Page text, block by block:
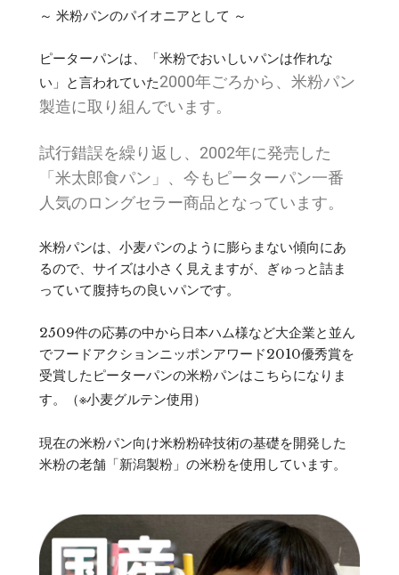
～ 米粉パンのパイオニアとして ～
ピーターパンは、「米粉でおいしいパンは作れな
い」と言われていた2000年ごろから、米粉パン
製造に取り組んでいます。
試行錯誤を繰り返し、2002年に発売した
「米太郎食パン」、今もピーターパン一番
人気のロングセラー商品となっています。
米粉パンは、小麦パンのように膨らまない傾向にあ
るので、サイズは小さく見えますが、ぎゅっと詰ま
っていて腹持ちの良いパンです。
2509件の応募の中から日本ハム様など大企業と並ん
でフードアクションニッポンアワード2010優秀賞を
受賞したピーターパンの米粉パンはこちらになりま
す。（※小麦グルテン使用）
現在の米粉パン向け米粉粉砕技術の基礎を開発した
米粉の老舗「新潟製粉」の米粉を使用しています。